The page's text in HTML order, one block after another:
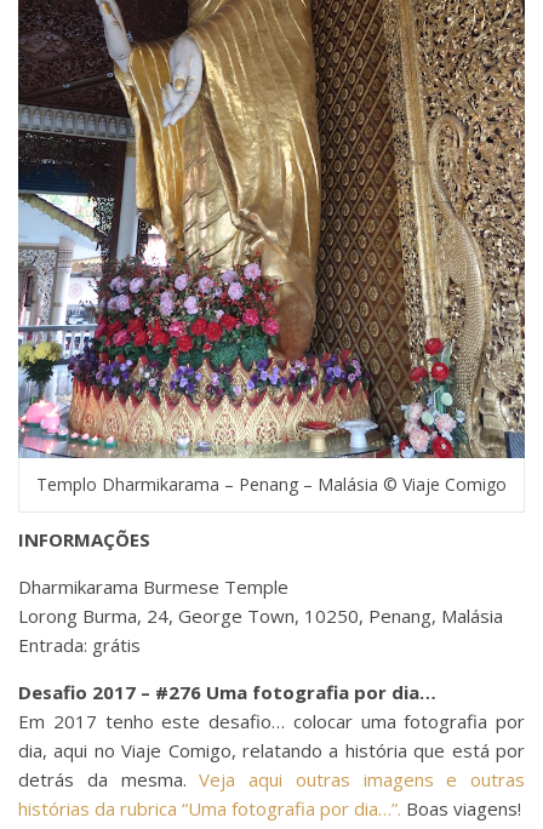
Templo Dharmikarama – Penang – Malásia © Viaje Comigo
INFORMAÇÕES
Dharmikarama Burmese Temple
Lorong Burma, 24, George Town, 10250, Penang, Malásia
Entrada: grátis
Desafio 2017 – #276 Uma fotografia por dia…
Em 2017 tenho este desafio… colocar uma fotografia por
dia, aqui no Viaje Comigo, relatando a história que está por
detrás da mesma.Veja aqui outras imagens e outras
histórias da rubrica “Uma fotografia por dia…”. Boas viagens!